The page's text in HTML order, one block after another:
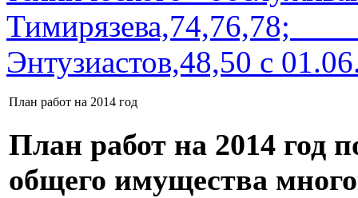
Энтузиастов,48,50 с
План работ на 2014 год
План работ на 2014 год
общего имущества